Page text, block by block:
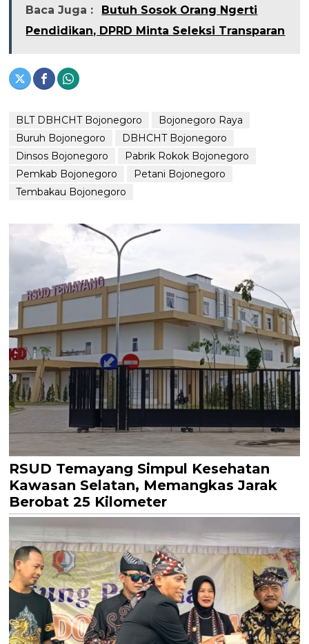
Baca Juga :
Butuh Sosok Orang Ngerti
Pendidikan, DPRD Minta Seleksi Transparan
BLT DBHCHT Bojonegoro
Bojonegoro Raya
Buruh Bojonegoro
DBHCHT Bojonegoro
Dinsos Bojonegoro
Pabrik Rokok Bojonegoro
Pemkab Bojonegoro
Petani Bojonegoro
Tembakau Bojonegoro
RSUD Temayang Simpul Kesehatan
Kawasan Selatan, Memangkas Jarak
Berobat 25 Kilometer